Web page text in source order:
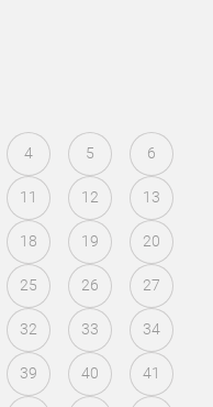
4 5 6
11 12 13
18 19 20
25 26 27
32 33 34
39 40 41